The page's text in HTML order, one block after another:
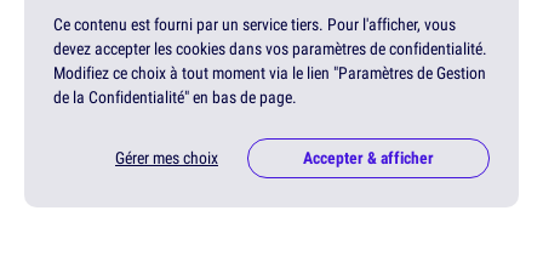
Ce contenu est fourni par un service tiers. Pour l'afficher, vous
devez accepter les cookies dans vos paramètres de confidentialité.
Modifiez ce choix à tout moment via le lien "Paramètres de Gestion
de la Confidentialité" en bas de page.
Gérer mes choix Accepter & afficher